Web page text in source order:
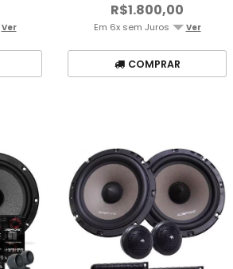
Ver
R$1.800,00
Em 6x sem Juros Ver
COMPRAR